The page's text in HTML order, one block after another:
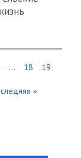
... 18 19
»